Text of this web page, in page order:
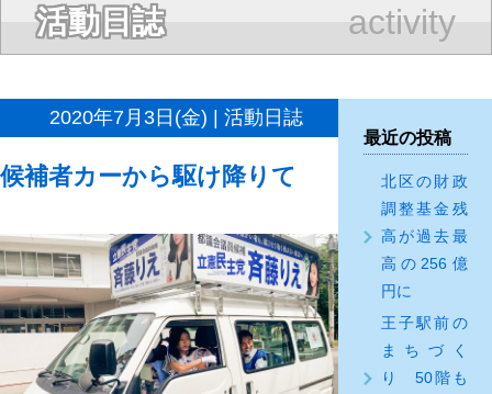
活動日誌 activity
2020年7月3日(金) | 活動日誌
候補者カーから駆け降りて
最近の投稿
北区の財政
調整基金残
高が過去最
高の256億
円に
王子駅前の
まちづく
り 50階も